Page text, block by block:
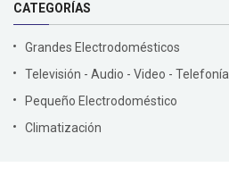
CATEGORÍAS
Grandes Electrodomésticos
Televisión - Audio - Video - Telefonía
Pequeño Electrodoméstico
Climatización